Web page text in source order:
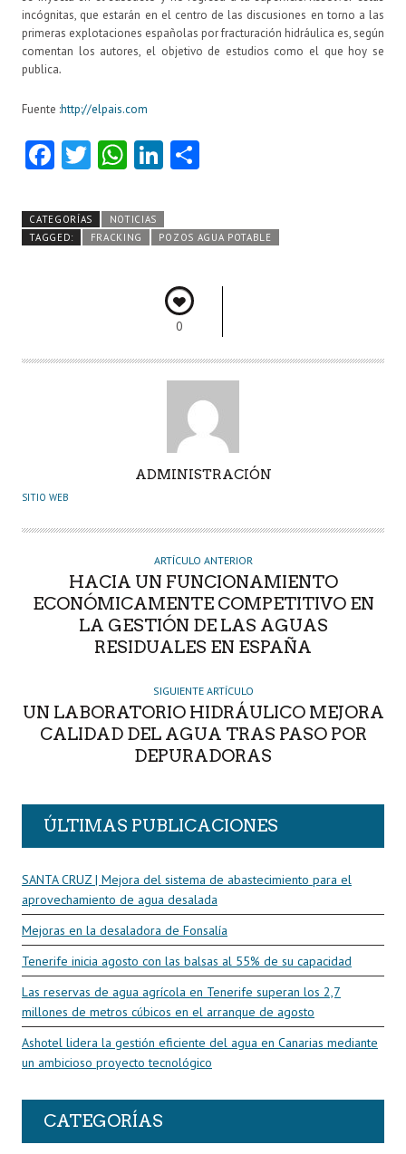
incógnitas, que estarán en el centro de las discusiones en torno a las
primeras explotaciones españolas por fracturación hidráulica es, según
comentan los autores, el objetivo de estudios como el que hoy se
publica.
Fuente :http://elpais.com
Fa
b
o
T
itt
er
W
ts
A
Li
e
dI pa
CATEGORÍAS
NOTICIAS
TAGGED:
FRACKING POZOS AGUA POTABLE
0
U
O
ADMINISTRACIÓN
SITIO WEB
ARTÍCULO ANTERIOR
HACIA UN FUNCIONAMIENTO
ECONÓMICAMENTE COMPETITIVO EN
LA GESTIÓN DE LAS AGUAS
RESIDUALES EN ESPAÑA
SIGUIENTE ARTÍCULO
UN LABORATORIO HIDRÁULICO MEJORA
CALIDAD DEL AGUA TRAS PASO POR
DEPURADORAS
ÚLTIMAS PUBLICACIONES
SANTA CRUZ | Mejora del sistema de abastecimiento para el
aprovechamiento de agua desalada
Mejoras en la desaladora de Fonsalía
Tenerife inicia agosto con las balsas al 55% de su capacidad
Las reservas de agua agrícola en Tenerife superan los 2,7
millones de metros cúbicos en el arranque de agosto
Ashotel lidera la gestión eficiente del agua en Canarias mediante
un ambicioso proyecto tecnológico
CATEGORÍAS